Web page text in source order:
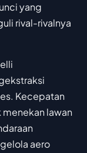
yang
rival-rivalnya
Kecepatan
lawan
aero